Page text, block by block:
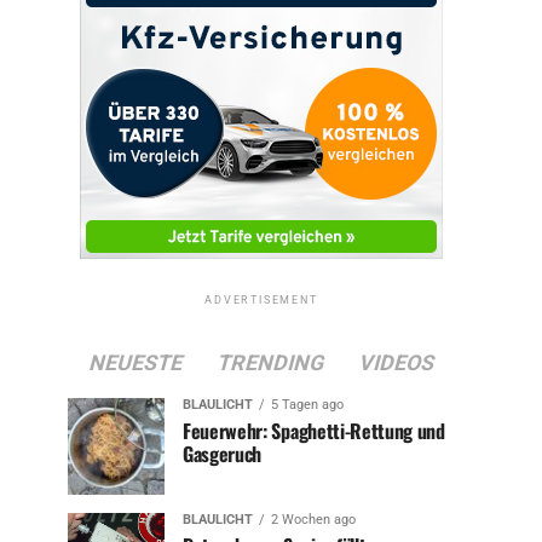
ADVERTISEMENT
NEUESTE TRENDING VIDEOS
BLAULICHT 5 Tagen ago
Feuerwehr: Spaghetti-Rettung und
Gasgeruch
BLAULICHT 2 Wochen ago